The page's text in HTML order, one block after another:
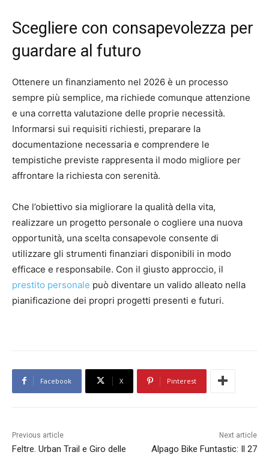
Scegliere con consapevolezza per
guardare al futuro
Ottenere un finanziamento nel 2026 è un processo
sempre più semplice, ma richiede comunque attenzione
e una corretta valutazione delle proprie necessità.
Informarsi sui requisiti richiesti, preparare la
documentazione necessaria e comprendere le
tempistiche previste rappresenta il modo migliore per
affrontare la richiesta con serenità.
Che l’obiettivo sia migliorare la qualità della vita,
realizzare un progetto personale o cogliere una nuova
opportunità, una scelta consapevole consente di
utilizzare gli strumenti finanziari disponibili in modo
efficace e responsabile. Con il giusto approccio, il
prestito personale può diventare un valido alleato nella
pianificazione dei propri progetti presenti e futuri.
Facebook X Pinterest
Previous article
Feltre. Urban Trail e Giro delle
Next article
Alpago Bike Funtastic: Il 27